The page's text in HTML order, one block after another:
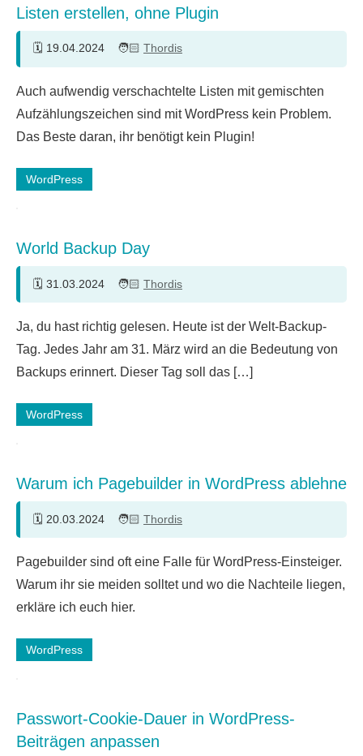
Listen erstellen, ohne Plugin
19.04.2024 Thordis
Auch aufwendig verschachtelte Listen mit gemischten
Aufzählungszeichen sind mit WordPress kein Problem.
Das Beste daran, ihr benötigt kein Plugin!
WordPress
World Backup Day
31.03.2024 Thordis
Ja, du hast richtig gelesen. Heute ist der Welt-Backup-
Tag. Jedes Jahr am 31. März wird an die Bedeutung von
Backups erinnert. Dieser Tag soll das […]
WordPress
Warum ich Pagebuilder in WordPress ablehne
20.03.2024 Thordis
Kommentare
Pagebuilder sind oft eine Falle für WordPress-Einsteiger.
Warum ihr sie meiden solltet und wo die Nachteile liegen,
erkläre ich euch hier.
WordPress
Passwort-Cookie-Dauer in WordPress-
Beiträgen anpassen